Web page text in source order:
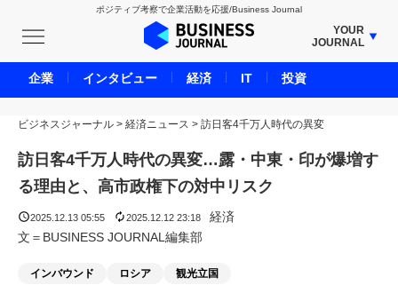
ポジティブ考察で企業活動を応援/Business Journal
YOUR
JOURNAL
BUSINESS JOURNAL
UNICORN JOURNAL
CARBON CREDITS JOURNAL
IVS JOURNAL
ENERGY MANAGEMENT JOURNAL
LIFE ENDING JOURNAL
ビジネスジャーナル > 経済ニュース > 訪日客4千万人時代の異変
訪日客4千万人時代の異変…露・中東・印が爆増す
る理由と、高市政権下の対中リスク
2025.12.13 05:55 2025.12.12 23:18
経済
文＝BUSINESS JOURNAL編集部
インバウンド ロシア 観光立国
企業 インタビュー 経済 IT 投資